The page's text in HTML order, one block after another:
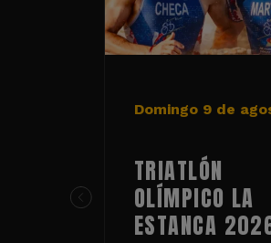
Domingo 9 de
TRIATLÓN
OLÍMPICO LA
ESTANCA